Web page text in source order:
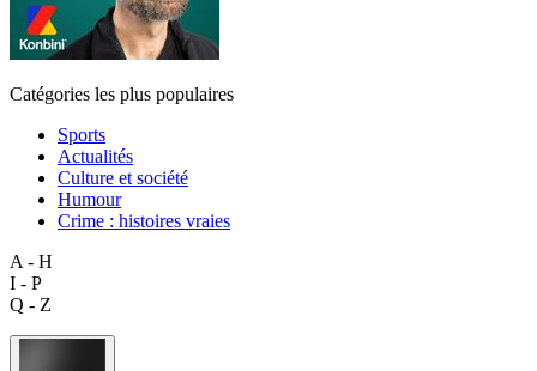
Catégories les plus populaires
Sports
Actualités
Culture et société
Humour
Crime : histoires vraies
A - H
I - P
Q - Z